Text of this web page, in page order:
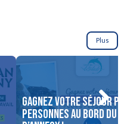
Plus
Gagnez votre séjour
personnes au bord du